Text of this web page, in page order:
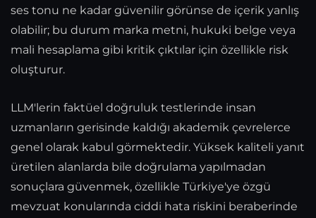
ses tonu ne kadar güvenilir görünse de içerik yanlış
olabilir; bu durum marka metni, hukuki belge veya
mali hesaplama gibi kritik çıktılar için özellikle risk
oluşturur.
LLM'lerin faktüel doğruluk testlerinde insan
uzmanların gerisinde kaldığı akademik çevrelerce
genel olarak kabul görmektedir. Yüksek kaliteli yanıt
üretilen alanlarda bile doğrulama yapılmadan
sonuçlara güvenmek, özellikle Türkiye'ye özgü
mevzuat konularında ciddi hata riskini beraberinde